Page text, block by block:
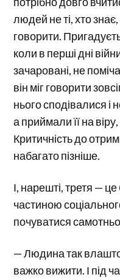
людей не ті, хто знає,
говорити.
коли в перші дні
зачаровані, не
він міг говорити
нього сподівалися і
а приймали її на
Критичність до
набагато пізніше.
І, нарешті, третя —
частиною
почуватися
— Людина так
важко вижити. І під